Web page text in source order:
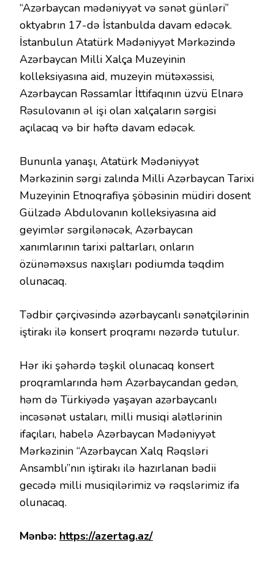
“Azərbaycan mədəniyyət və sənət günləri”
oktyabrın 17-də İstanbulda davam edəcək.
İstanbulun Atatürk Mədəniyyət Mərkəzində
Azərbaycan Milli Xalça Muzeyinin
kolleksiyasına aid, muzeyin mütəxəssisi,
Azərbaycan Rəssamlar İttifaqının üzvü Elnarə
Rəsulovanın əl işi olan xalçaların sərgisi
açılacaq və bir həftə davam edəcək.
Bununla yanaşı, Atatürk Mədəniyyət
Mərkəzinin sərgi zalında Milli Azərbaycan Tarixi
Muzeyinin Etnoqrafiya şöbəsinin müdiri dosent
Gülzadə Abdulovanın kolleksiyasına aid
geyimlər sərgilənəcək, Azərbaycan
xanımlarının tarixi paltarları, onların
özünəməxsus naxışları podiumda təqdim
olunacaq.
Tədbir çərçivəsində azərbaycanlı sənətçilərinin
iştirakı ilə konsert proqramı nəzərdə tutulur.
Hər iki şəhərdə təşkil olunacaq konsert
proqramlarında həm Azərbaycandan gedən,
həm də Türkiyədə yaşayan azərbaycanlı
incəsənət ustaları, milli musiqi alətlərinin
ifaçıları, habelə Azərbaycan Mədəniyyət
Mərkəzinin “Azərbaycan Xalq Rəqsləri
Ansamblı”nın iştirakı ilə hazırlanan bədii
gecədə milli musiqilərimiz və rəqslərimiz ifa
olunacaq.
Mənbə: https://azertag.az/